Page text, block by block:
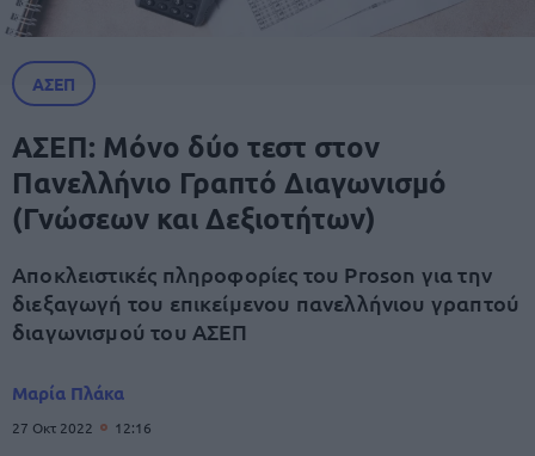
ΑΣΕΠ
ΑΣΕΠ: Μόνο δύο τεστ στον
Πανελλήνιο Γραπτό Διαγωνισμό
(Γνώσεων και Δεξιοτήτων)
Αποκλειστικές πληροφορίες του Proson για την
διεξαγωγή του επικείμενου πανελλήνιου γραπτού
διαγωνισμού του ΑΣΕΠ
Μαρία Πλάκα
27 Οκτ 2022 12:16